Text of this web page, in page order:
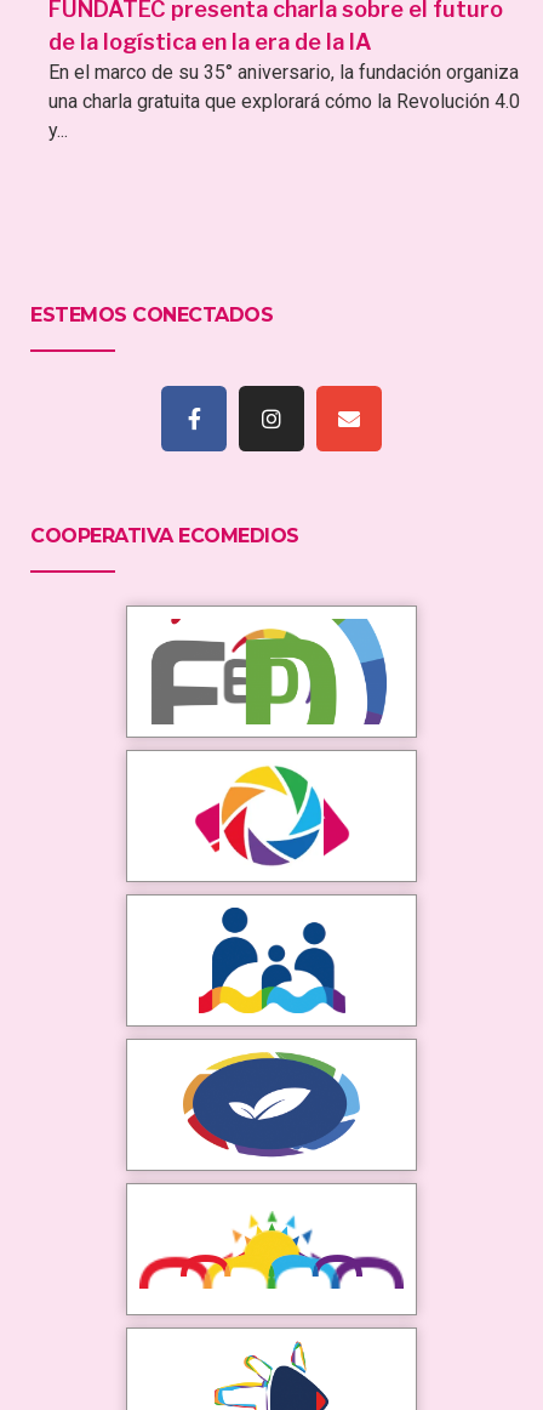
FUNDATEC presenta charla sobre el futuro
de la logística en la era de la IA
En el marco de su 35° aniversario, la fundación organiza
una charla gratuita que explorará cómo la Revolución 4.0
y...
ESTEMOS CONECTADOS
COOPERATIVA ECOMEDIOS